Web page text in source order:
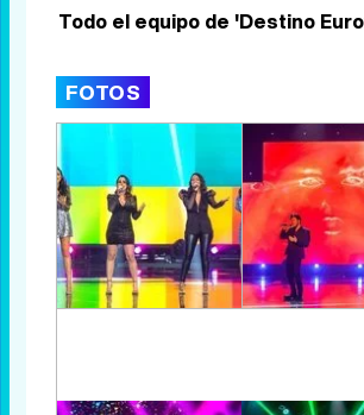
Todo el equipo de 'Destino
FOTOS